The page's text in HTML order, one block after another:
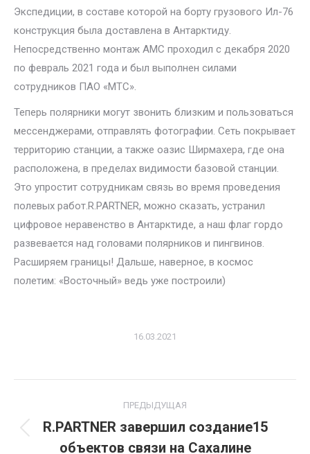
Экспедиции, в составе которой на борту грузового Ил-76
конструкция была доставлена в Антарктиду.
Непосредственно монтаж АМС проходил с декабря 2020
по февраль 2021 года и был выполнен силами
сотрудников ПАО «МТС».
Теперь полярники могут звонить близким и пользоваться
мессенджерами, отправлять фотографии. Сеть покрывает
территорию станции, а также оазис Ширмахера, где она
расположена, в пределах видимости базовой станции.
Это упростит сотрудникам связь во время проведения
полевых работ.R.PARTNER, можно сказать, устранил
цифровое неравенство в Антарктиде, а наш флаг гордо
развевается над головами полярников и пингвинов.
Расширяем границы! Дальше, наверное, в космос
полетим: «Восточный» ведь уже построили)
16.03.2021
navigation
ПРЕДЫДУЩАЯ
Previous
R.PARTNER завершил создание15
объектов связи на Сахалине